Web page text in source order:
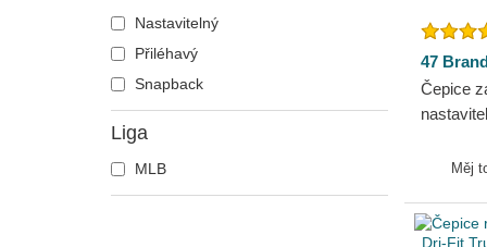
Atlanta Falcons
Boston Bruins
Boston Celtics
Boston Red Sox
Brooklyn Nets
Carolina Panthers
Nastavitelný
Přiléhavý
Snapback
Liga
MLB
47
Čepice
Sox
Měj